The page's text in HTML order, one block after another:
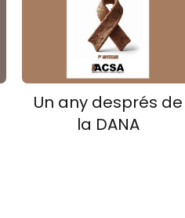
Un any després de
la DANA